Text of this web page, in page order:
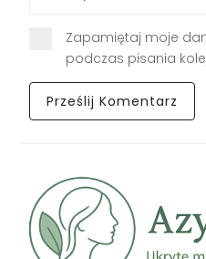
Zapamiętaj moje
podczas pisania